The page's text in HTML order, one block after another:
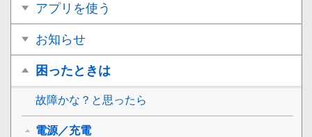
アプリを使う
お知らせ
困ったときは
故障かな？と思ったら
電源／充電